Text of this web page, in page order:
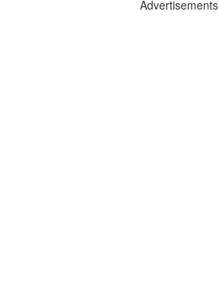
Advertisements